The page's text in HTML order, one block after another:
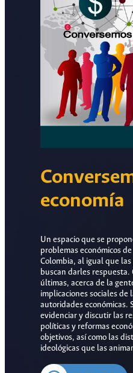
economía
Un espacio que se
problemas económicos
Colombia, al igual que
buscan darles respuesta.
últimas, acerca de la
implicaciones sociales de
autoridades económicas.
evidenciar y discutir las
políticas y reformas
objetivos, así como las
ideológicas que las